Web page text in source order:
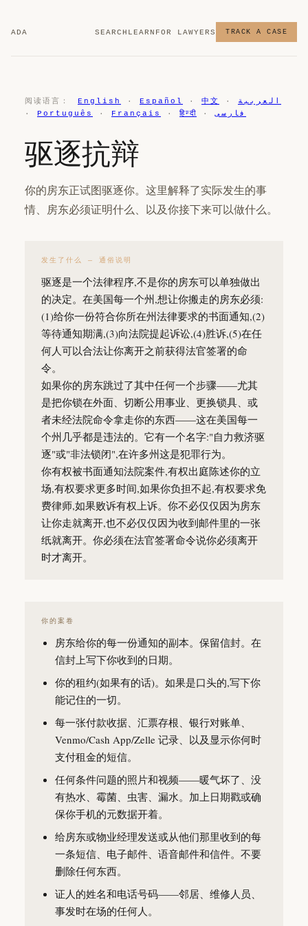
ADA SEARCH LEARN FOR LAWYERS TRACK A CASE
阅读语言： English · Español · 中文 · العربية
· Português · Français · हिन्दी ·فارسی
驱逐抗辩
你的房东正试图驱逐你。这里解释了实际发生的事
情、房东必须证明什么、以及你接下来可以做什么。
发生了什么 — 通俗说明
驱逐是一个法律程序,不是你的房东可以单独做出
的决定。在美国每一个州,想让你搬走的房东必须:
(1)给你一份符合你所在州法律要求的书面通知,(2)
等待通知期满,(3)向法院提起诉讼,(4)胜诉,(5)在任
何人可以合法让你离开之前获得法官签署的命
令。
如果你的房东跳过了其中任何一个步骤——尤其
是把你锁在外面、切断公用事业、更换锁具、或
者未经法院命令拿走你的东西——这在美国每一
个州几乎都是违法的。它有一个名字:"自力救济驱
逐"或"非法锁闭",在许多州这是犯罪行为。
你有权被书面通知法院案件,有权出庭陈述你的立
场,有权要求更多时间,如果你负担不起,有权要求免
费律师,如果败诉有权上诉。你不必仅仅因为房东
让你走就离开,也不必仅仅因为收到邮件里的一张
纸就离开。你必须在法官签署命令说你必须离开
时才离开。
你的案卷
房东给你的每一份通知的副本。保留信封。在
信封上写下你收到的日期。
你的租约(如果有的话)。如果是口头的,写下你
能记住的一切。
每一张付款收据、汇票存根、银行对账单、
Venmo/Cash App/Zelle 记录、以及显示你何时
支付租金的短信。
任何条件问题的照片和视频——暖气坏了、没
有热水、霉菌、虫害、漏水。加上日期戳或确
保你手机的元数据开着。
给房东或物业经理发送或从他们那里收到的每
一条短信、电子邮件、语音邮件和信件。不要
删除任何东西。
证人的姓名和电话号码——邻居、维修人员、
事发时在场的任何人。